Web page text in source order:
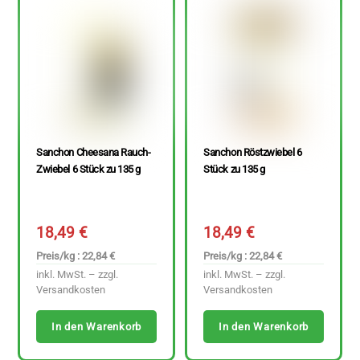
Sanchon Cheesana Rauch-
Zwiebel 6 Stück zu 135 g
18,49€
Preis/kg : 22,84 €
inkl. MwSt. – zzgl.
Versandkosten
In den Warenkorb
Sanchon Röstzwiebel 6
Stück zu 135 g
18,49€
Preis/kg : 22,84 €
inkl. MwSt. – zzgl.
Versandkosten
In den Warenkorb